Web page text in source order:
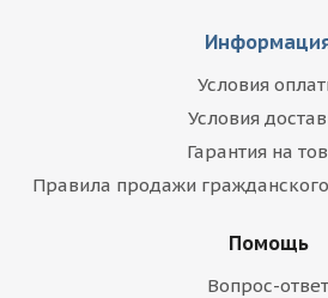
Условия
Условия
Гарантия на
Правила продажи
Помощь
Вопрос-ответ